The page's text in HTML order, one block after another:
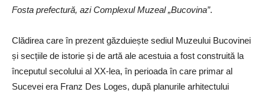
Fosta prefectură, azi Complexul Muzeal „Bucovina”.
Clădirea care în prezent găzduiește sediul Muzeului Bucovinei
și secțiile de istorie și de artă ale acestuia a fost construită la
începutul secolului al XX-lea, în perioada în care primar al
Sucevei era Franz Des Loges, după planurile arhitectului